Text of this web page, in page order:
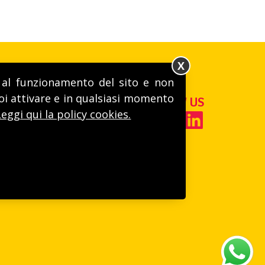
FOLLOW US
Cuneo
funzionamento del sito e non
attivare e in qualsiasi momento
qui la policy cookies.
X